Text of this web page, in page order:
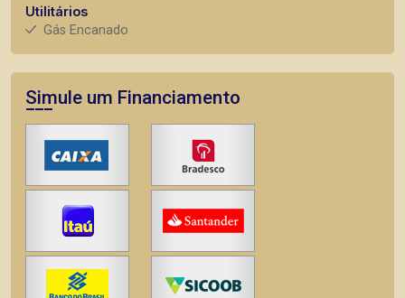
Utilitários
Gás Encanado
Simule um Financiamento